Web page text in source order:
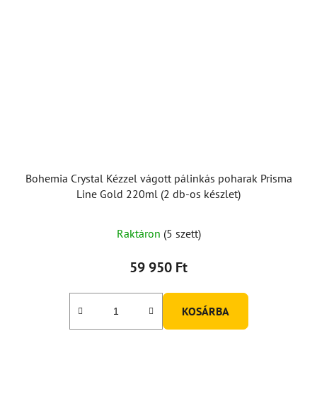
Bohemia Crystal Kézzel vágott pálinkás poharak Prisma
Line Gold 220ml (2 db-os készlet)
Raktáron (5 szett)
59 950 Ft
KOSÁRBA